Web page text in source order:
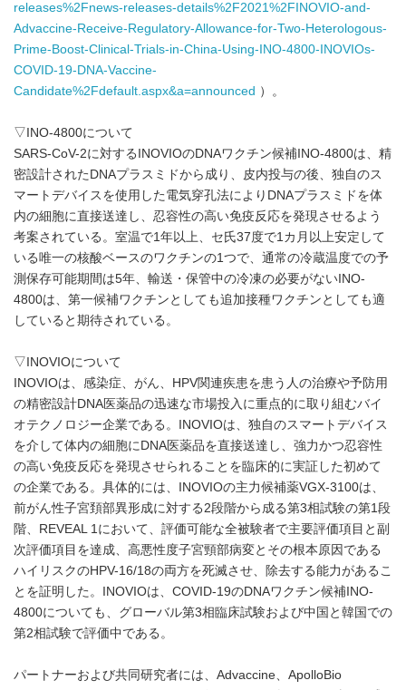
releases%2Fnews-releases-details%2F2021%2FINOVIO-and-
Advaccine-Receive-Regulatory-Allowance-for-Two-Heterologous-
Prime-Boost-Clinical-Trials-in-China-Using-INO-4800-INOVIOs-
COVID-19-DNA-Vaccine-
Candidate%2Fdefault.aspx&a=announced ）。
▽INO-4800について
SARS-CoV-2に対するINOVIOのDNAワクチン候補INO-4800は、精
密設計されたDNAプラスミドから成り、皮内投与の後、独自のス
マートデバイスを使用した電気穿孔法によりDNAプラスミドを体
内の細胞に直接送達し、忍容性の高い免疫反応を発現させるよう
考案されている。室温で1年以上、セ氏37度で1カ月以上安定して
いる唯一の核酸ベースのワクチンの1つで、通常の冷蔵温度での予
測保存可能期間は5年、輸送・保管中の冷凍の必要がないINO-
4800は、第一候補ワクチンとしても追加接種ワクチンとしても適
していると期待されている。
▽INOVIOについて
INOVIOは、感染症、がん、HPV関連疾患を患う人の治療や予防用
の精密設計DNA医薬品の迅速な市場投入に重点的に取り組むバイ
オテクノロジー企業である。INOVIOは、独自のスマートデバイス
を介して体内の細胞にDNA医薬品を直接送達し、強力かつ忍容性
の高い免疫反応を発現させられることを臨床的に実証した初めて
の企業である。具体的には、INOVIOの主力候補薬VGX-3100は、
前がん性子宮頚部異形成に対する2段階から成る第3相試験の第1段
階、REVEAL 1において、評価可能な全被験者で主要評価項目と副
次評価項目を達成、高悪性度子宮頸部病変とその根本原因である
ハイリスクのHPV-16/18の両方を死滅させ、除去する能力があるこ
とを証明した。INOVIOは、COVID-19のDNAワクチン候補INO-
4800についても、グローバル第3相臨床試験および中国と韓国での
第2相試験で評価中である。
パートナーおよび共同研究者には、Advaccine、ApolloBio